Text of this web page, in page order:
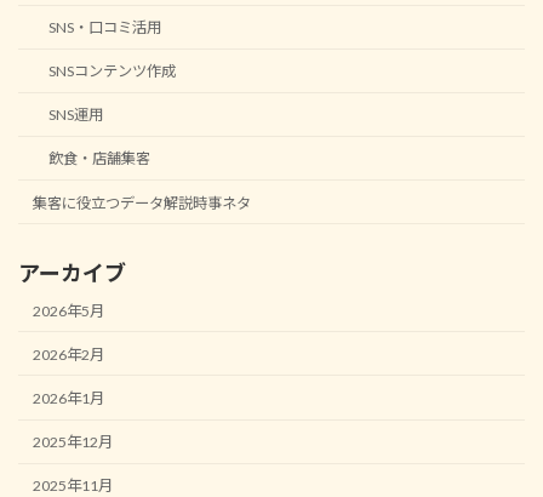
SNS・口コミ活用
SNSコンテンツ作成
SNS運用
飲食・店舗集客
集客に役立つデータ解説時事ネタ
アーカイブ
2026年5月
2026年2月
2026年1月
2025年12月
2025年11月